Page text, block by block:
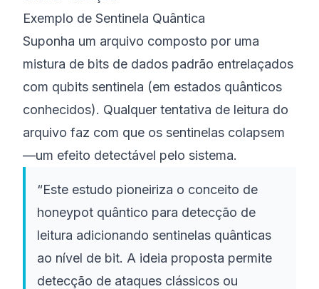
Exemplo de Sentinela Quântica
Suponha um arquivo composto por uma
mistura de bits de dados padrão entrelaçados
com qubits sentinela (em estados quânticos
conhecidos). Qualquer tentativa de leitura do
arquivo faz com que os sentinelas colapsem
—um efeito detectável pelo sistema.
“Este estudo pioneiriza o conceito de
honeypot quântico para detecção de
leitura adicionando sentinelas quânticas
ao nível de bit. A ideia proposta permite
detecção de ataques clássicos ou